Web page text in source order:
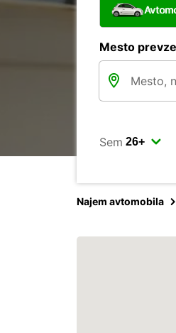
Mesto
Sem
Najem avtomobila